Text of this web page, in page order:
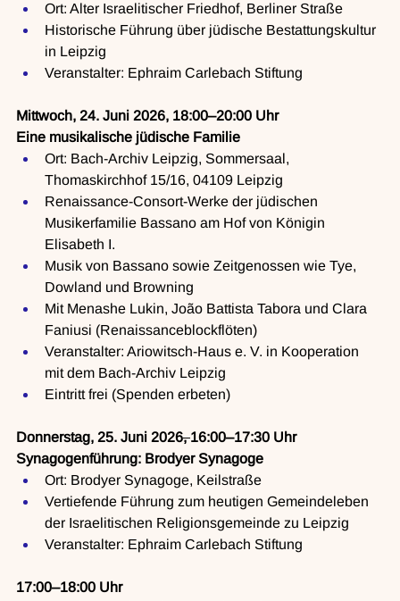
Ort: Alter Israelitischer Friedhof, Berliner Straße
Historische Führung über jüdische Bestattungskultur
in Leipzig
Veranstalter: Ephraim Carlebach Stiftung
Mittwoch, 24. Juni 2026, 18:00–20:00 Uhr
Eine musikalische jüdische Familie
Ort: Bach-Archiv Leipzig, Sommersaal,
Thomaskirchhof 15/16, 04109 Leipzig
Renaissance-Consort-Werke der jüdischen
Musikerfamilie Bassano am Hof von Königin
Elisabeth I.
Musik von Bassano sowie Zeitgenossen wie Tye,
Dowland und Browning
Mit Menashe Lukin, João Battista Tabora und Clara
Faniusi (Renaissanceblockflöten)
Veranstalter: Ariowitsch-Haus e. V. in Kooperation
mit dem Bach-Archiv Leipzig
Eintritt frei (Spenden erbeten)
Donnerstag, 25. Juni 2026, 16:00–17:30 Uhr
Synagogenführung: Brodyer Synagoge
Ort: Brodyer Synagoge, Keilstraße
Vertiefende Führung zum heutigen Gemeindeleben
der Israelitischen Religionsgemeinde zu Leipzig
Veranstalter: Ephraim Carlebach Stiftung
17:00–18:00 Uhr